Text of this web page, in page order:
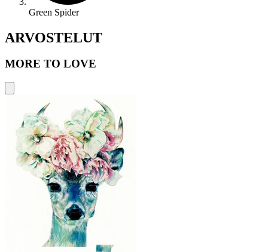
Green Spider
ARVOSTELUT
MORE TO LOVE